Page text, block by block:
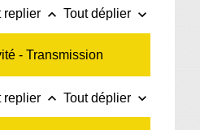
replier keyboard_arrow_up Tout déplier keyboard_arrow_down
- Transmission
replier keyboard_arrow_up Tout déplier keyboard_arrow_down